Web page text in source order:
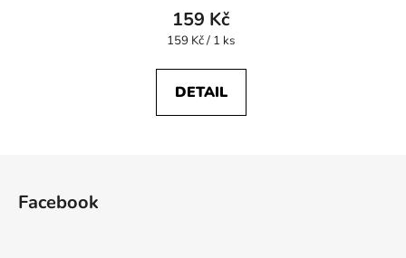
159 Kč
Měrná
159 Kč / 1 ks
DETAIL
Facebook